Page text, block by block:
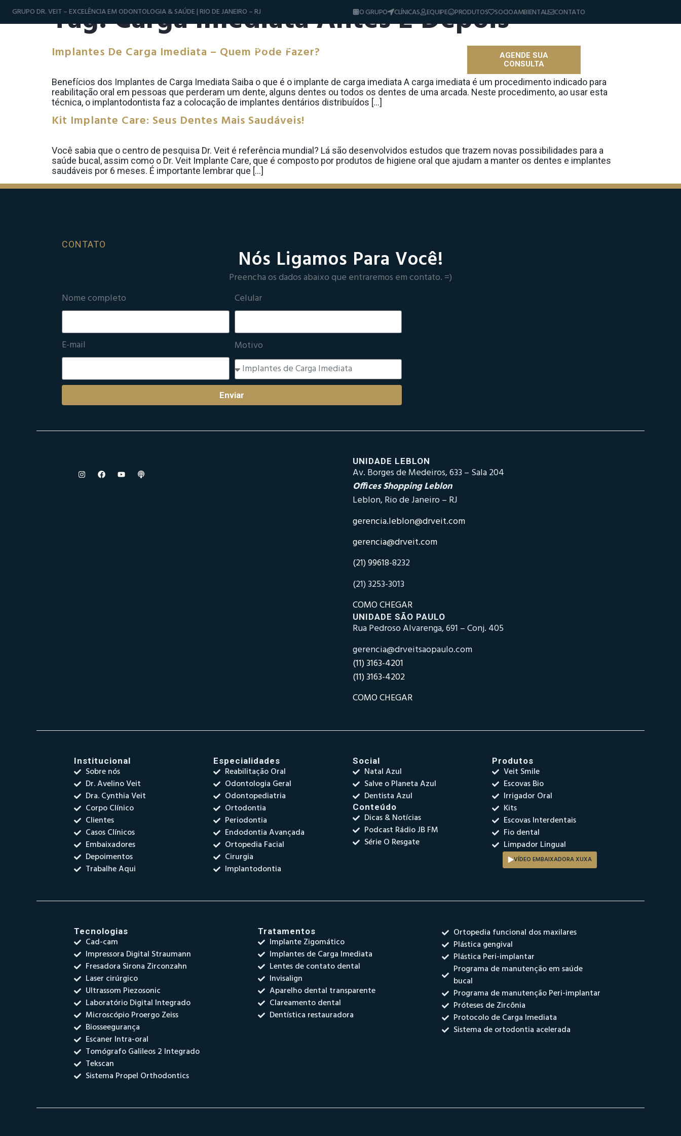
GRUPO DR. VEIT – EXCELÊNCIA EM ODONTOLOGIA & SAÚDE | RIO DE JANEIRO – RJ O GRUPO CLÍNICAS EQUIPE PRODUTOS SOCIOAMBIENTAL CONTATO
Diferenciais
AGENDE SUA
CONSULTA
Tag:Carga Imediata Antes E Depois
Implantes De Carga Imediata – Quem Pode Fazer?
Benefícios dos Implantes de Carga Imediata Saiba o que é o implante de carga imediata A carga imediata é um procedimento indicado para
reabilitação oral em pessoas que perderam um dente, alguns dentes ou todos os dentes de uma arcada. Neste procedimento, ao usar esta
técnica, o implantodontista faz a colocação de implantes dentários distribuídos […]
Kit Implante Care: Seus Dentes Mais Saudáveis!
Você sabia que o centro de pesquisa Dr. Veit é referência mundial? Lá são desenvolvidos estudos que trazem novas possibilidades para a
saúde bucal, assim como o Dr. Veit Implante Care, que é composto por produtos de higiene oral que ajudam a manter os dentes e implantes
saudáveis por 6 meses. É importante lembrar que […]
CONTATO
Nós Ligamos Para Você!
Preencha os dados abaixo que entraremos em contato. =)
Nome completo
Celular
E-mail Motivo
Enviar
UNIDADE LEBLON
Av. Borges de Medeiros, 633 – Sala 204
Offices Shopping Leblon
Leblon, Rio de Janeiro – RJ
gerencia.leblon@drveit.com
gerencia@drveit.com
(21) 99618-8232
(21) 3253-3013
COMO CHEGAR
UNIDADE SÃO PAULO
Rua Pedroso Alvarenga, 691 – Conj. 405
gerencia@drveitsaopaulo.com
(11) 3163-4201
(11) 3163-4202
COMO CHEGAR
Institucional
Sobre nós
Dr. Avelino Veit
Dra. Cynthia Veit
Corpo Clínico
Clientes
Casos Clínicos
Embaixadores
Depoimentos
Trabalhe Aqui
Especialidades
Reabilitação Oral
Odontologia Geral
Odontopediatria
Ortodontia
Periodontia
Endodontia Avançada
Ortopedia Facial
Cirurgia
Implantodontia
Social
Natal Azul
Salve o Planeta Azul
Dentista Azul
Conteúdo
Dicas & Notícias
Podcast Rádio JB FM
Série O Resgate
Produtos
Veit Smile
Escovas Bio
Irrigador Oral
Kits
Escovas Interdentais
Fio dental
Limpador Lingual
VÍDEO EMBAIXADORA XUXA
Tecnologias
Cad-cam
Impressora Digital Straumann
Fresadora Sirona Zirconzahn
Laser cirúrgico
Ultrassom Piezosonic
Laboratório Digital Integrado
Microscópio Proergo Zeiss
Biosseegurança
Escaner Intra-oral
Tomógrafo Galileos 2 Integrado
Tekscan
Sistema Propel Orthodontics
Tratamentos
Implante Zigomático
Implantes de Carga Imediata
Lentes de contato dental
Invisalign
Aparelho dental transparente
Clareamento dental
Dentística restauradora
Ortopedia funcional dos maxilares
Plástica gengival
Plástica Peri-implantar
Programa de manutenção em saúde
bucal
Programa de manutenção Peri-implantar
Próteses de Zircônia
Protocolo de Carga Imediata
Sistema de ortodontia acelerada